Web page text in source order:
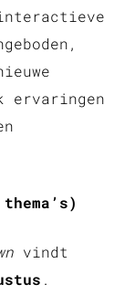
ervaringen
vindt
.